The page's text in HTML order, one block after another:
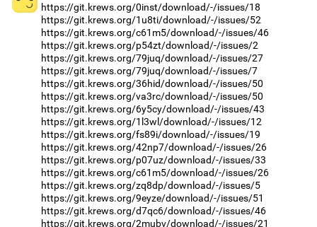
https://git.krews.org/0inst/download/-/issues/18
https://git.krews.org/1u8ti/download/-/issues/52
https://git.krews.org/c61m5/download/-/issues/46
https://git.krews.org/p54zt/download/-/issues/2
https://git.krews.org/79juq/download/-/issues/27
https://git.krews.org/79juq/download/-/issues/7
https://git.krews.org/36hid/download/-/issues/50
https://git.krews.org/va3rc/download/-/issues/50
https://git.krews.org/6y5cy/download/-/issues/43
https://git.krews.org/1l3wl/download/-/issues/12
https://git.krews.org/fs89i/download/-/issues/19
https://git.krews.org/42np7/download/-/issues/26
https://git.krews.org/p07uz/download/-/issues/33
https://git.krews.org/c61m5/download/-/issues/26
https://git.krews.org/zq8dp/download/-/issues/5
https://git.krews.org/9eyze/download/-/issues/51
https://git.krews.org/d7qc6/download/-/issues/46
https://git.krews.org/2mubv/download/-/issues/21